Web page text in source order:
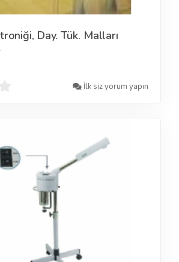
Day. Tük. Malları
İlk siz yorum yapın